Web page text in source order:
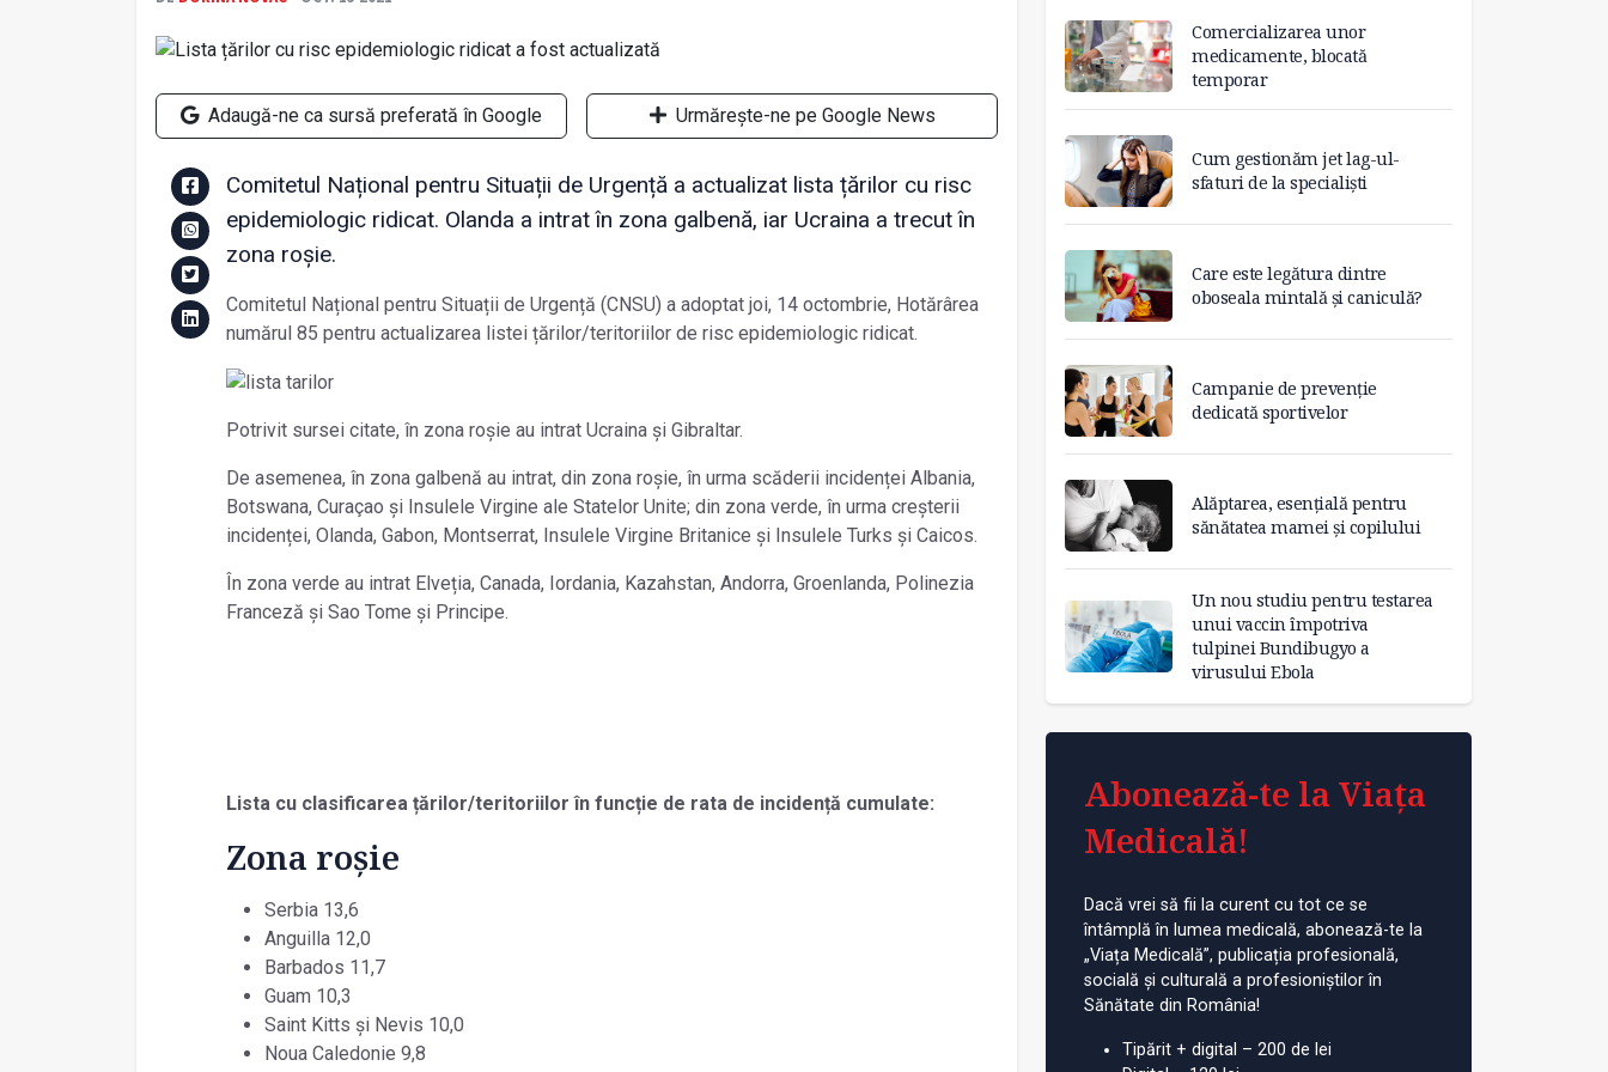
Adaugă-ne ca sursă preferată în Google Urmărește-ne pe Google News
Comitetul Național pentru Situații de Urgență a actualizat lista țărilor cu risc
epidemiologic ridicat. Olanda a intrat în zona galbenă, iar Ucraina a trecut în
zona roșie.
Comitetul Național pentru Situații de Urgență (CNSU) a adoptat joi, 14 octombrie, Hotărârea
numărul 85 pentru actualizarea listei țărilor/teritoriilor de risc epidemiologic ridicat.
Potrivit sursei citate, în zona roșie au intrat Ucraina și Gibraltar.
De asemenea, în zona galbenă au intrat, din zona roșie, în urma scăderii incidenței Albania,
Botswana, Curaçao și Insulele Virgine ale Statelor Unite; din zona verde, în urma creșterii
incidenței, Olanda, Gabon, Montserrat, Insulele Virgine Britanice și Insulele Turks și Caicos.
În zona verde au intrat Elveția, Canada, Iordania, Kazahstan, Andorra, Groenlanda, Polinezia
Franceză și Sao Tome și Principe.
Lista cu clasificarea țărilor/teritoriilor în funcție de rata de incidență cumulate:
Zona roșie
Serbia 13,6
Anguilla 12,0
Barbados 11,7
Guam 10,3
Saint Kitts și Nevis 10,0
Noua Caledonie 9,8
Comercializarea unor
medicamente, blocată
temporar
Cum gestionăm jet lag-ul-
sfaturi de la specialiști
Care este legătura dintre
oboseala mintală și caniculă?
Campanie de prevenție
dedicată sportivelor
Alăptarea, esențială pentru
sănătatea mamei și copilului
Un nou studiu pentru testarea
unui vaccin împotriva
tulpinei Bundibugyo a
virusului Ebola
Abonează-te la Viața
Medicală!
Dacă vrei să fii la curent cu tot ce se
întâmplă în lumea medicală, abonează-te la
„Viața Medicală”, publicația profesională,
socială și culturală a profesioniștilor în
Sănătate din România!
Tipărit + digital – 200 de lei